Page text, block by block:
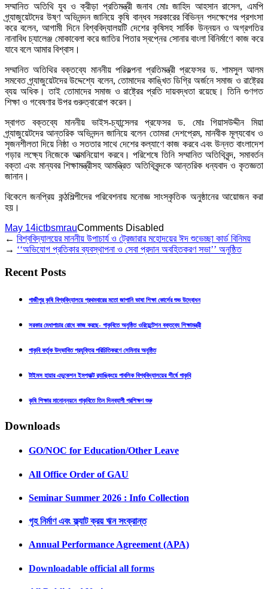
সম্মানিত অতিথি যুব ও ক্রীড়া প্রতিমন্ত্রী জনাব মোঃ জাহিদ আহসান রাসেল, এমপি
গ্র্যাজুয়েটদের উষ্ণ অভিনন্দন জানিয়ে কৃষি বান্ধব সরকারের বিভিন্ন পদক্ষেপের প্রশংসা
করে বলেন, আগামী দিনে বিশ্ববিদ্যালয়টি দেশের কৃষিসহ সার্বিক উন্নয়ন ও অগ্রগতির
নানাবিধ চ্যালেঞ্জ মোকাবেলা করে জাতির পিতার স্বপ্নের সোনার বাংলা বিনির্মাণে কাজ করে
যাবে বলে আমার বিশ্বাস।
সম্মানিত অতিথির বক্তব্যে মাননীয় পরিকল্পনা প্রতিমন্ত্রী প্রফেসর ড. শামসুল আলম
সমবেত গ্র্যাজুয়েটদের উদ্দেশ্যে বলেন, তোমাদের কাঙ্খিত ডিগ্রি অর্জনে সমাজ ও রাষ্ট্রের
ব্যয় অধিক। তাই তোমাদের সমাজ ও রাষ্ট্রের প্রতি দায়বদ্ধতা রয়েছে। তিনি গুণগত
শিক্ষা ও গবেষণার উপর গুরুত্বারোপ করেন।
স্বাগত বক্তব্যে মাননীয় ভাইস-চ্যান্সেলর প্রফেসর ড. মোঃ গিয়াসউদ্দীন মিয়া
গ্র্যাজুয়েটদের আন্তরিক অভিনন্দন জানিয়ে বলেন তোমরা দেশপ্রেম, মানবীক মূল্যবোধ ও
সৃজনশীলতা দিয়ে নিষ্ঠা ও সততার সাথে দেশের কল্যাণে কাজ করবে এবং উন্নত বাংলাদেশ
গড়ার লক্ষ্যে নিজেকে আত্মনিয়োগ করবে। পরিশেষে তিনি সম্মানিত অতিথিবৃন্দ, সমাবর্তন
বক্তা এবং মান্যবর শিক্ষামন্ত্রীসহ আমন্ত্রিত অতিথিবৃন্দকে আন্তরিক ধন্যবাদ ও কৃতজ্ঞতা
জানান।
বিকেলে জনপ্রিয় কন্ঠশিল্পীদের পরিবেশনায় মনোজ্ঞ সাংস্কৃতিক অনুষ্ঠানের আয়োজন করা
হয়।
May 14ictbsmrauComments Disabled
← বিশ্ববিদ্যালয়ের মাননীয় উপাচার্য ও ট্রেজারার মহোদয়ের ঈদ শুভেচ্ছা কার্ড বিনিময়
→ ‘‘অভিযোগ প্রতিকার ব্যবস্থাপনা ও সেবা প্রদানঅবহিতকরণ সভা’’ অনুষ্ঠিত
Recent Posts
গাজীপুর কৃষি বিশ্ববিদ্যালয়ে প্রথমবারের মতো জাপানি ভাষা শিক্ষা কোর্সের শুভ উদ্বোধন
সরকার মেধাপাচার রোধে কাজ করছে- গাকৃবিতে অনুষ্ঠিত ওরিয়েন্টেশন বক্তব্যে শিক্ষামন্ত্রী
গাকৃবি কর্তৃক উদ্ভাবিত প্রযুক্তির পরিচিতিকরণে সেমিনার অনুষ্ঠিত
টাইমস হায়ার এডুকেশন ইমপ্যাক্ট র‍্যাঙ্কিংয়ে পাবলিক বিশ্ববিদ্যালয়ের শীর্ষে গাকৃবি
কৃষি শিক্ষার মানোন্নয়নে গাকৃবিতে তিন দিনব্যাপী প্রশিক্ষণ শুরু
Downloads
GO/NOC for Education/Other Leave
All Office Order of GAU
Seminar Summer 2026 : Info Collection
গৃহ নির্মাণ এবং ফ্ল্যাট ক্রয় ঋন সংক্রান্ত
Annual Performance Agreement (APA)
Downloadable official all forms